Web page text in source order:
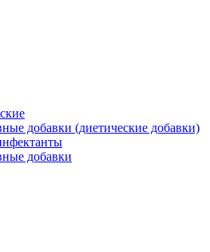
добавки (диетические добавки)
добавки